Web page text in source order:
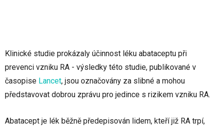
Klinické studie prokázaly účinnost léku abataceptu při
prevenci vzniku RA - výsledky této studie, publikované v
časopise Lancet, jsou označovány za slibné a mohou
představovat dobrou zprávu pro jedince s rizikem vzniku RA.
Abatacept je lék běžně předepisován lidem, kteří již RA trpí,